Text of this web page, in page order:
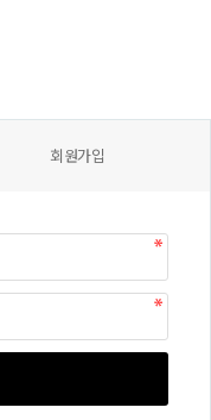
회원가입